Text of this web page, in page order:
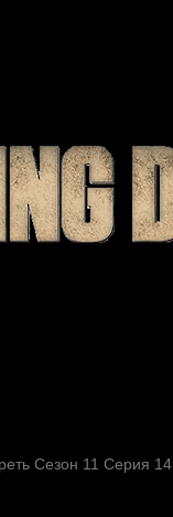
Сезон 11 Серия 14